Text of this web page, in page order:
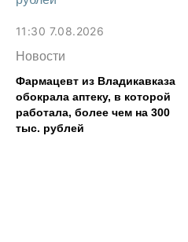
11:30 7.08.2026
Новости
Фармацевт из Владикавказа
обокрала аптеку, в которой
работала, более чем на 300
тыс. рублей